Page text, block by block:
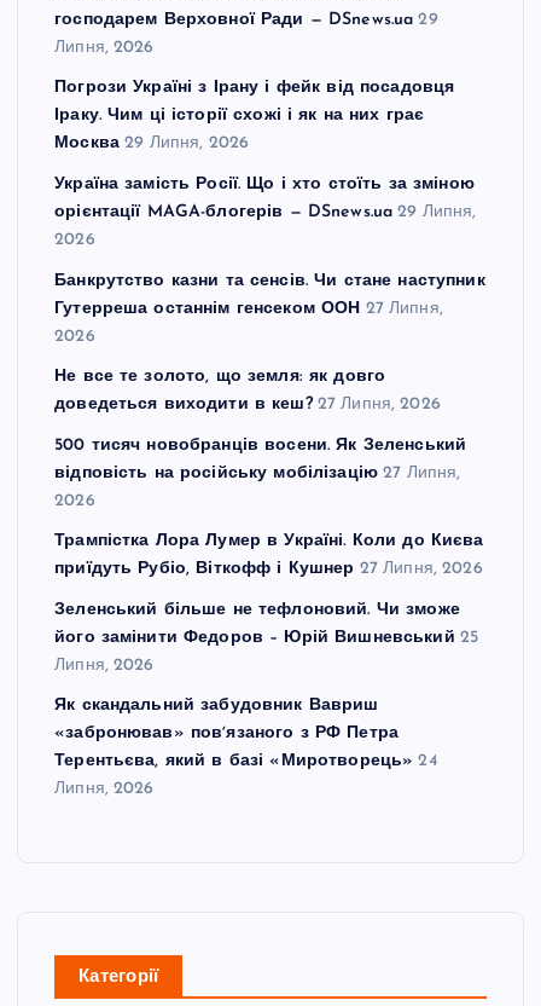
господарем Верховної Ради — DSnews.ua 29
Липня, 2026
Погрози Україні з Ірану і фейк від посадовця
Іраку. Чим ці історії схожі і як на них грає
Москва 29 Липня, 2026
Україна замість Росії. Що і хто стоїть за зміною
орієнтації MAGA-блогерів — DSnews.ua 29 Липня,
2026
Банкрутство казни та сенсів. Чи стане наступник
Гутерреша останнім генсеком ООН 27 Липня,
2026
Не все те золото, що земля: як довго
доведеться виходити в кеш? 27 Липня, 2026
500 тисяч новобранців восени. Як Зеленський
відповість на російську мобілізацію 27 Липня,
2026
Трампістка Лора Лумер в Україні. Коли до Києва
приїдуть Рубіо, Віткофф і Кушнер 27 Липня, 2026
Зеленський більше не тефлоновий. Чи зможе
його замінити Федоров – Юрій Вишневський 25
Липня, 2026
Як скандальний забудовник Вавриш
«забронював» повʼязаного з РФ Петра
Терентьєва, який в базі «Миротворець» 24
Липня, 2026
Категорії